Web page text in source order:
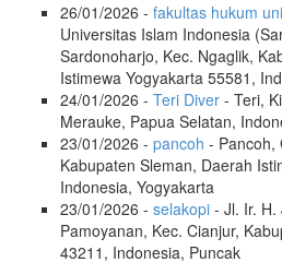
26/01/2026 - fakultas hukum
Universitas Islam Indonesia
Sardonoharjo, Kec. Ngaglik,
Istimewa Yogyakarta 55581,
24/01/2026 - Teri Diver - Teri,
Merauke, Papua Selatan,
23/01/2026 - pancoh - Pancoh,
Kabupaten Sleman, Daerah
Indonesia, Yogyakarta
23/01/2026 - selakopi - Jl. Ir. H.
Pamoyanan, Kec. Cianjur,
43211, Indonesia, Puncak